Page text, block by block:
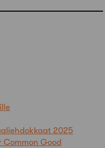
2025
Good